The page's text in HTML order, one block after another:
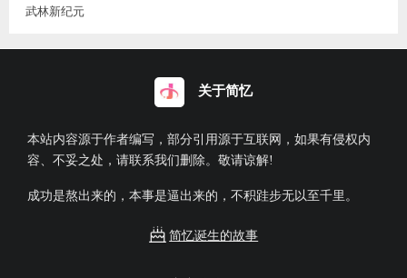
武林新纪元
关于简忆
本站内容源于作者编写，部分引用源于互联网，如果有侵权内
容、不妥之处，请联系我们删除。敬请谅解!
成功是熬出来的，本事是逼出来的，不积跬步无以至千里。
简忆诞生的故事